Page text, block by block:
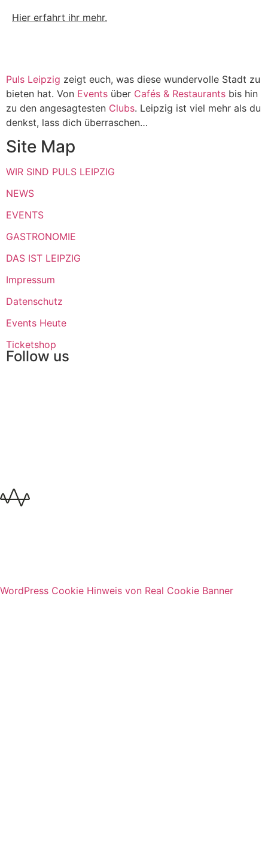
Hier erfahrt ihr mehr.
Puls Leipzig zeigt euch, was diese wundervolle Stadt zu
bieten hat. Von Events über Cafés & Restaurants bis hin
zu den angesagtesten Clubs. Leipzig ist viel mehr als du
denkst, lass dich überraschen…
Site Map
WIR SIND PULS LEIPZIG
NEWS
EVENTS
GASTRONOMIE
DAS IST LEIPZIG
Impressum
Datenschutz
Events Heute
Ticketshop
Follow us
WordPress Cookie Hinweis von Real Cookie Banner